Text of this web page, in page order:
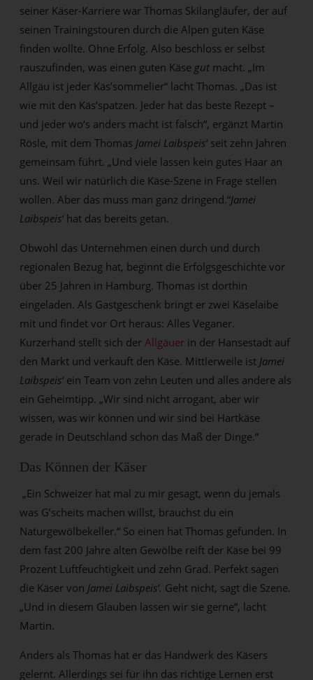
seiner Käser-Karriere war Thomas Skilangläufer, der auf
seinen Trainingstouren durch die Alpen guten Käse
finden wollte. Ohne Erfolg. Also beschloss er selbst
rauszufinden, was einen guten Käse gut macht. „Im
Allgäu ist jeder Käs’sommelier“ lacht Thomas. „Das ist
wie mit den Käs‘spatzen. Jeder hat das beste Rezept –
und jeder wo‘s anders macht ist falsch“, ergänzt Martin
Rösle, mit dem Thomas Jamei Laibspeis‘seit zehn Jahren
gemeinsam führt. „Und viele lassen kein gutes Haar an
uns. Weil wir natürlich die Käse-Szene in Frage stellen
wollen. Aber das muss man ganz dringend.“Jamei
Laibspeis‘hat das bereits getan.
Obwohl das Unternehmen einen durch und durch
regionalen Bezug hat, beginnt die Erfolgsgeschichte vor
über 25 Jahren in Hamburg. Thomas ist dorthin
eingeladen. Als Gastgeschenk bringt er zwei Käselaibe
mit und findet vor Ort heraus: Alles Veganer.
Kurzerhand stellt sich derAllgäuer in der Hansestadt auf
den Markt und verkauft den Käse. Mittlerweile ist Jamei
Laibspeis‘ein Team von zehn Leuten und alles andere als
ein Geheimtipp. „Wir sind nicht arrogant, aber wir
wissen, was wir können und wir sind bei Hartkäse
gerade in Deutschland schon das Maß der Dinge.“
Das Können der Käser
„Ein Schweizer hat mal zu mir gesagt, wenn du jemals
was G’scheits machen willst, brauchst du ein
Naturgewölbekeller.“ So einen hat Thomas gefunden. In
dem fast 200 Jahre alten Gewölbe reift der Käse bei 99
Prozent Luftfeuchtigkeit und zehn Grad. Perfekt sagen
die Käser von Jamei Laibspeis‘. Geht nicht, sagt die Szene.
„Und in diesem Glauben lassen wir sie gerne“, lacht
Martin.
Anders als Thomas hat er das Handwerk des Käsers
gelernt. Allerdings sei für ihn das richtige Lernen erst